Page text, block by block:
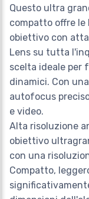
Questo ultra
compatto offre
obiettivo con
Lens su tutta
scelta ideale per
dinamici. Con
autofocus
e video.
Alta risoluzione
obiettivo
con una
Compatto,